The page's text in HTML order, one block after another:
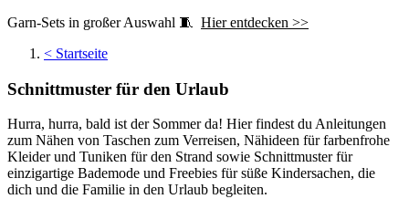
Garn-Sets in großer Auswahl 🧵 Hier entdecken >>
< Startseite
Schnittmuster für den Urlaub
Hurra, hurra, bald ist der Sommer da! Hier findest du Anleitungen
zum Nähen von Taschen zum Verreisen, Nähideen für farbenfrohe
Kleider und Tuniken für den Strand sowie Schnittmuster für
einzigartige Bademode und Freebies für süße Kindersachen, die
dich und die Familie in den Urlaub begleiten.